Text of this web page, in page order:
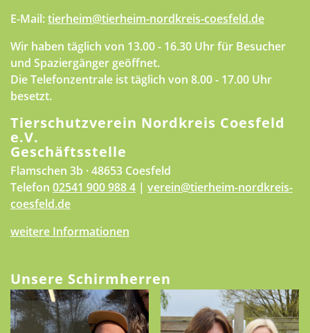
E-Mail:tierheim@tierheim-nordkreis-coesfeld.de
Wir haben täglich von 13.00 - 16.30 Uhr für Besucher
und Spaziergänger geöffnet.
Die Telefonzentrale ist täglich von 8.00 - 17.00 Uhr
besetzt.
Tierschutzverein Nordkreis Coesfeld
e.V.
Geschäftsstelle
Flamschen 3b · 48653 Coesfeld
Telefon 02541 900 988 4 | verein@tierheim-nordkreis-
coesfeld.de
weitere Informationen
Unsere Schirmherren